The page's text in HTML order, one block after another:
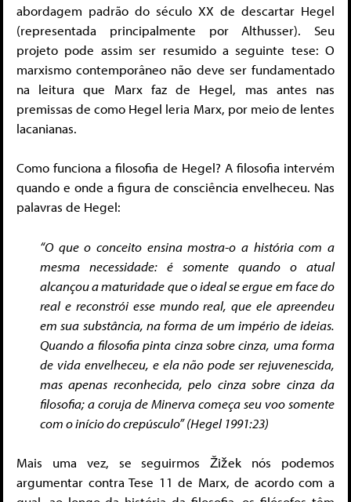
abordagem padrão do século XX de descartar Hegel
(representada principalmente por Althusser). Seu
projeto pode assim ser resumido a seguinte tese: O
marxismo contemporâneo não deve ser fundamentado
na leitura que Marx faz de Hegel, mas antes nas
premissas de como Hegel leria Marx, por meio de lentes
lacanianas.
Como funciona a filosofia de Hegel? A filosofia intervém
quando e onde a figura de consciência envelheceu. Nas
palavras de Hegel:
“O que o conceito ensina mostra-o a história com a
mesma necessidade: é somente quando o atual
alcançou a maturidade que o ideal se ergue em face do
real e reconstrói esse mundo real, que ele apreendeu
em sua substância, na forma de um império de ideias.
Quando a filosofia pinta cinza sobre cinza, uma forma
de vida envelheceu, e ela não pode ser rejuvenescida,
mas apenas reconhecida, pelo cinza sobre cinza da
filosofia; a coruja de Minerva começa seu voo somente
com o início do crepúsculo” (Hegel 1991:23)
Mais uma vez, se seguirmos Žižek nós podemos
argumentar contra Tese 11 de Marx, de acordo com a